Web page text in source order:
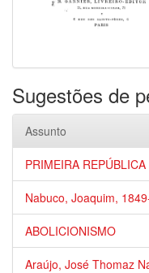
Sugestões de
Assunto
PRIMEIRA
Nabuco, Joaquim,
ABOLICIONISMO
Araújo, José Thomaz